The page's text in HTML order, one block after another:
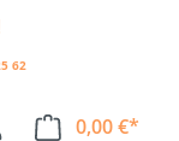
62
0,00 €*